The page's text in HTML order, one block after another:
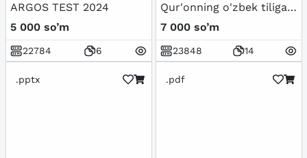
ARGOS TEST 2024
5 000 so’m
22784 6
Qur'onning o'zbek tiliga
tarjima qilinishi va
tafsirlari haqida
7 000 so’m
23848 14
.pptx .pdf